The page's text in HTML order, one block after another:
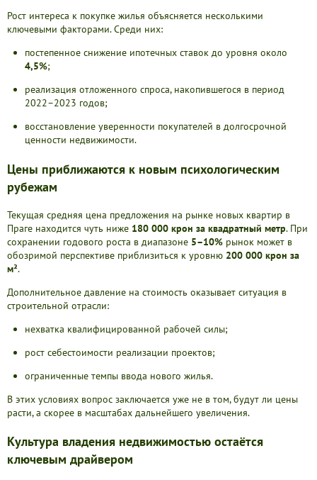
Рост интереса к покупке жилья объясняется несколькими
ключевыми факторами. Среди них:
постепенное снижение ипотечных ставок до уровня около
4,5%;
реализация отложенного спроса, накопившегося в период
2022–2023 годов;
восстановление уверенности покупателей в долгосрочной
ценности недвижимости.
Цены приближаются к новым психологическим
рубежам
Текущая средняя цена предложения на рынке новых квартир в
Праге находится чуть ниже 180 000 крон за квадратный метр. При
сохранении годового роста в диапазоне 5–10% рынок может в
обозримой перспективе приблизиться к уровню 200 000 крон за
м².
Дополнительное давление на стоимость оказывает ситуация в
строительной отрасли:
нехватка квалифицированной рабочей силы;
рост себестоимости реализации проектов;
ограниченные темпы ввода нового жилья.
В этих условиях вопрос заключается уже не в том, будут ли цены
расти, а скорее в масштабах дальнейшего увеличения.
Культура владения недвижимостью остаётся
ключевым драйвером